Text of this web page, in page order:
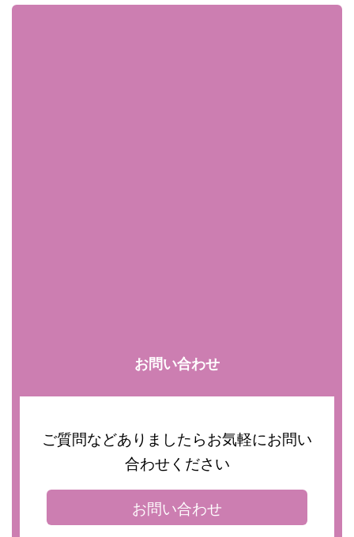
お問い合わせ
ご質問などありましたらお気軽にお問い
合わせください
お問い合わせ